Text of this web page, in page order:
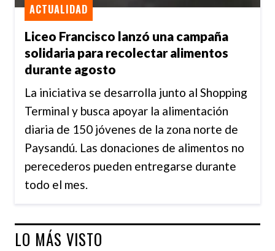
Liceo Francisco lanzó una campaña
solidaria para recolectar alimentos
durante agosto
ACTUALIDAD
La iniciativa se desarrolla junto al Shopping
Terminal y busca apoyar la alimentación
diaria de 150 jóvenes de la zona norte de
Paysandú. Las donaciones de alimentos no
perecederos pueden entregarse durante
todo el mes.
LO MÁS VISTO